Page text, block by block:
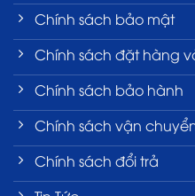
Chính sách bảo mật
Chính sách đặt hàng
Chính sách bảo hành
Chính sách vận
Chính sách đổi trả